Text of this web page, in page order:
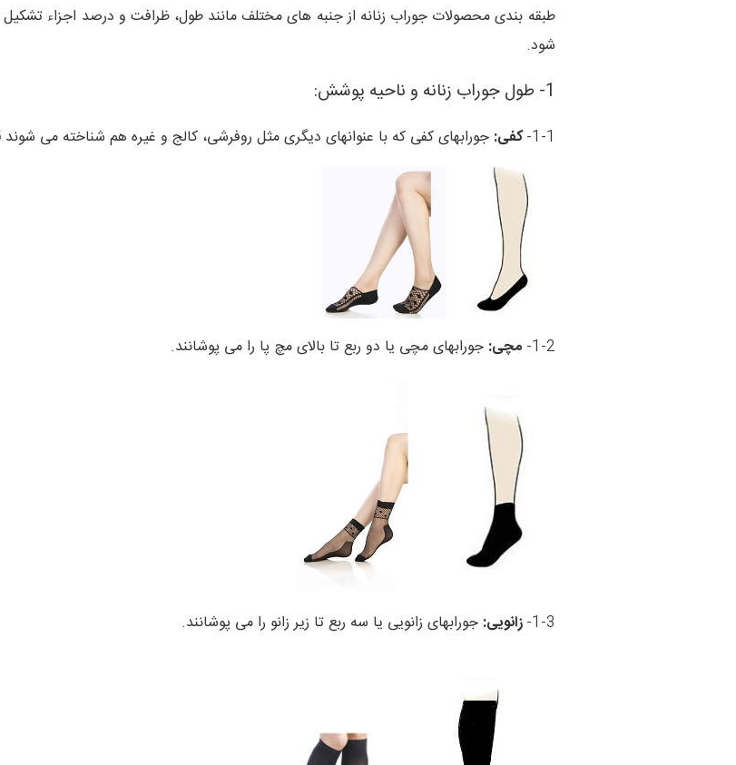
طبقه بندی محصولات جوراب زنانه از جنبه های مختلف مانند طول، ظرافت و درصد اجزاء
شود.
1- طول جوراب زنانه و ناحیه پوشش:
1-1- کفی: جورابهای کفی که با عنوانهای دیگری مثل روفرشی، کالج و غیره هم شناخته می شوند
1-2- مچی: جورابهای مچی یا دو ربع تا بالای مچ پا را می پوشانند.
1-3- زانویی: جورابهای زانویی یا سه ربع تا زیر زانو را می پوشانند.